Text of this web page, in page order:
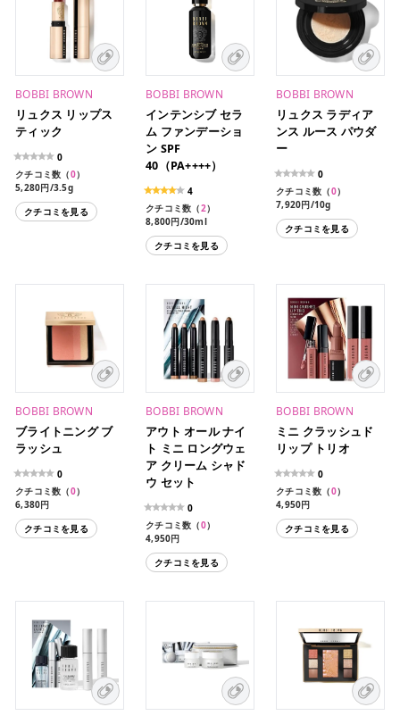
BOBBI BROWN
リュクス リップス
ティック
0
クチコミ数（0）
5,280円/3.5g
クチコミを見る
BOBBI BROWN
インテンシブ セラ
ム ファンデーショ
ン SPF
40（PA++++）
4
クチコミ数（2）
8,800円/30ml
4,950円/13ml（限定サイ
ズ）クチコミを見る
BOBBI BROWN
リュクス ラディア
ンス ルース パウダ
ー
0
クチコミ数（0）
7,920円/10g
クチコミを見る
BOBBI BROWN
ブライトニング ブ
ラッシュ
0
クチコミ数（0）
6,380円
クチコミを見る
BOBBI BROWN
アウト オール ナイ
ト ミニ ロングウェ
ア クリーム シャド
ウ セット
0
クチコミ数（0）
4,950円
クチコミを見る
BOBBI BROWN
ミニ クラッシュド
リップ トリオ
0
クチコミ数（0）
4,950円
クチコミを見る